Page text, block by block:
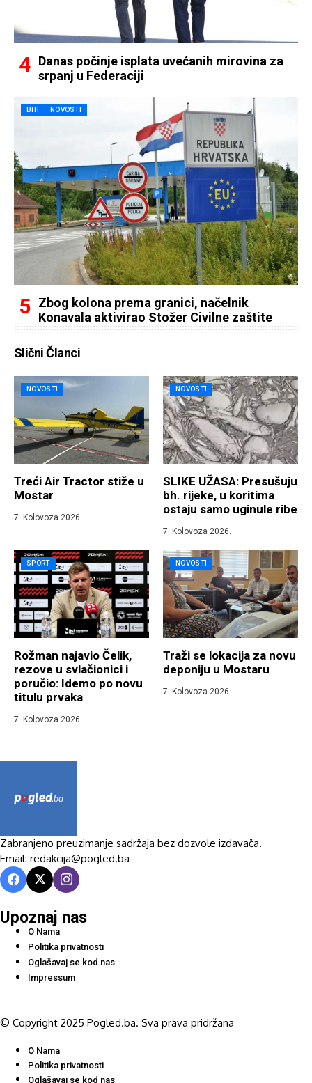
Danas počinje isplata uvećanih mirovina za
srpanj u Federaciji
BIH NOVOSTI
Zbog kolona prema granici, načelnik
Konavala aktivirao Stožer Civilne zaštite
Slični Članci
NOVOSTI
Treći Air Tractor stiže u
Mostar
7. Kolovoza 2026.
NOVOSTI
SLIKE UŽASA: Presušuju
bh. rijeke, u koritima
ostaju samo uginule ribe
7. Kolovoza 2026.
SPORT
Rožman najavio Čelik,
rezove u svlačionici i
poručio: Idemo po novu
titulu prvaka
7. Kolovoza 2026.
NOVOSTI
Traži se lokacija za novu
deponiju u Mostaru
7. Kolovoza 2026.
Zabranjeno preuzimanje sadržaja bez dozvole izdavača.
Email: redakcija@pogled.ba
Upoznaj nas
O Nama
Politika privatnosti
Oglašavaj se kod nas
Impressum
© Copyright 2025 Pogled.ba. Sva prava pridržana
O Nama
Politika privatnosti
Oglašavaj se kod nas